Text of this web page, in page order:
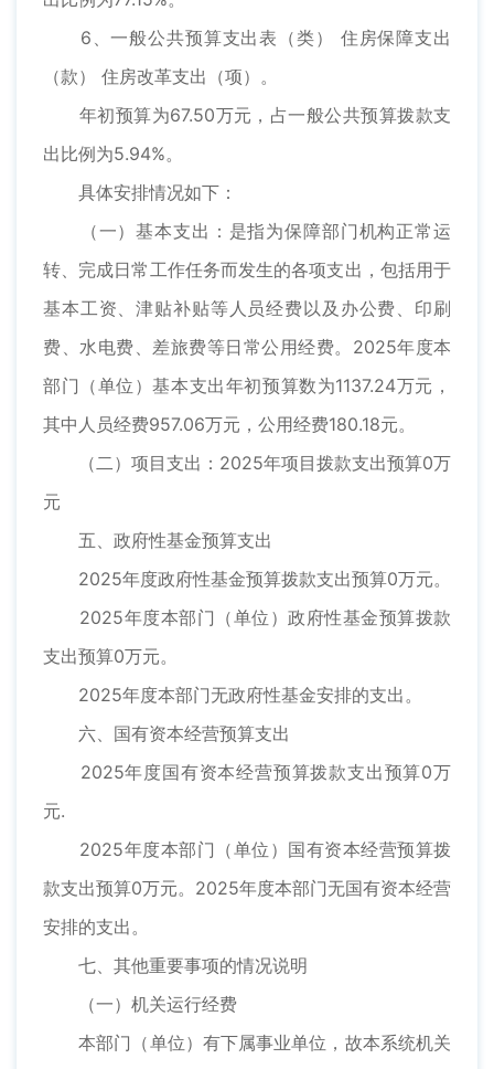
6、一般公共预算支出表（类） 住房保障支出
（款） 住房改革支出（项）。
年初预算为67.50万元，占一般公共预算拨款支
出比例为5.94%。
具体安排情况如下：
（一）基本支出：是指为保障部门机构正常运
转、完成日常工作任务而发生的各项支出，包括用于
基本工资、津贴补贴等人员经费以及办公费、印刷
费、水电费、差旅费等日常公用经费。2025年度本
部门（单位）基本支出年初预算数为1137.24万元，
其中人员经费957.06万元，公用经费180.18元。
（二）项目支出：2025年项目拨款支出预算0万
元
五、政府性基金预算支出
2025年度政府性基金预算拨款支出预算0万元。
2025年度本部门（单位）政府性基金预算拨款
支出预算0万元。
2025年度本部门无政府性基金安排的支出。
六、国有资本经营预算支出
2025年度国有资本经营预算拨款支出预算0万
元.
2025年度本部门（单位）国有资本经营预算拨
款支出预算0万元。2025年度本部门无国有资本经营
安排的支出。
七、其他重要事项的情况说明
（一）机关运行经费
本部门（单位）有下属事业单位，故本系统机关